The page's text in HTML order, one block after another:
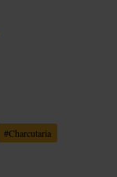
#Charcutaria